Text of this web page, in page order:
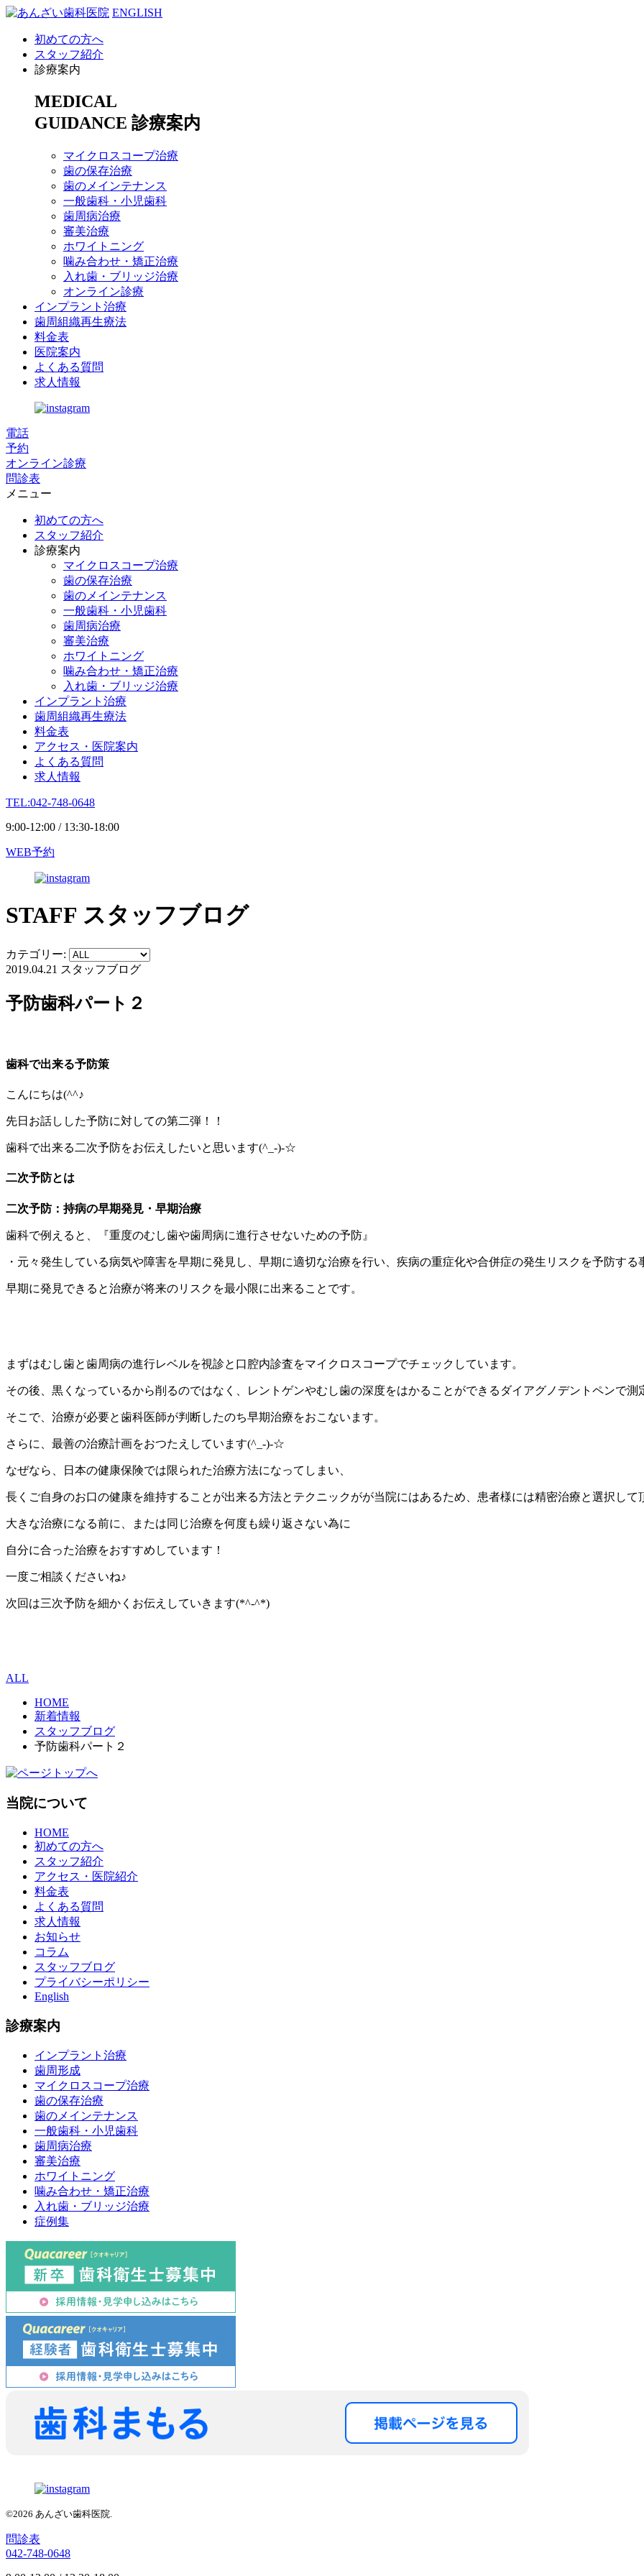
ENGLISH
初めての方へ
スタッフ紹介
診療案内
MEDICAL
GUIDANCE 診療案内
マイクロスコープ治療
歯の保存治療
歯のメインテナンス
一般歯科・小児歯科
歯周病治療
審美治療
ホワイトニング
噛み合わせ・矯正治療
入れ歯・ブリッジ治療
オンライン診療
インプラント治療
歯周組織再生療法
料金表
医院案内
よくある質問
求人情報
電話
予約
オンライン診療
問診表
メニュー
初めての方へ
スタッフ紹介
診療案内
マイクロスコープ治療
歯の保存治療
歯のメインテナンス
一般歯科・小児歯科
歯周病治療
審美治療
ホワイトニング
噛み合わせ・矯正治療
入れ歯・ブリッジ治療
インプラント治療
歯周組織再生療法
料金表
アクセス・医院案内
よくある質問
求人情報
TEL:042-748-0648
9:00-12:00 / 13:30-18:00
WEB予約
STAFF スタッフブログ
カテゴリー:
2019.04.21 スタッフブログ
予防歯科パート２
歯科で出来る予防策
こんにちは(^^♪
先日お話しした予防に対しての第二弾！！
歯科で出来る二次予防をお伝えしたいと思います(^_-)-☆
二次予防とは
二次予防：持病の早期発見・早期治療
歯科で例えると、『重度のむし歯や歯周病に進行させないための予防』
・元々発生している病気や障害を早期に発見し、早期に適切な治療を行い、疾病の重症化や合併症の発生リスクを予防する
早期に発見できると治療が将来のリスクを最小限に出来ることです。
まずはむし歯と歯周病の進行レベルを視診と口腔内診査をマイクロスコープでチェックしています。
その後、黒くなっているから削るのではなく、レントゲンやむし歯の深度をはかることができるダイアグノデントペンで測
そこで、治療が必要と歯科医師が判断したのち早期治療をおこないます。
さらに、最善の治療計画をおつたえしています(^_-)-☆
なぜなら、日本の健康保険では限られた治療方法になってしまい、
長くご自身のお口の健康を維持することが出来る方法とテクニックがが当院にはあるため、患者様には精密治療と選択して
大きな治療になる前に、または同じ治療を何度も繰り返さない為に
自分に合った治療をおすすめしています！
一度ご相談くださいね♪
次回は三次予防を細かくお伝えしていきます(*^-^*)
ALL
HOME
新着情報
スタッフブログ
予防歯科パート２
当院について
HOME
初めての方へ
スタッフ紹介
アクセス・医院紹介
料金表
よくある質問
求人情報
お知らせ
コラム
スタッフブログ
プライバシーポリシー
English
診療案内
インプラント治療
歯周形成
マイクロスコープ治療
歯の保存治療
歯のメインテナンス
一般歯科・小児歯科
歯周病治療
審美治療
ホワイトニング
噛み合わせ・矯正治療
入れ歯・ブリッジ治療
症例集
©2026 あんざい歯科医院.
問診表
042-748-0648